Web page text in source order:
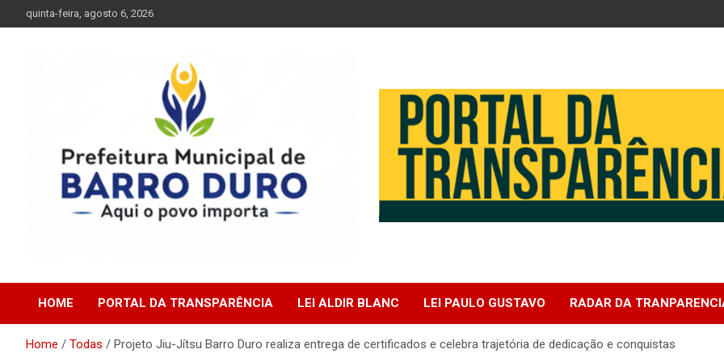
to
quinta-feira, agosto 6, 2026
Prefeitura Municipal de
Barro Duro do Piauí –
HOME PORTAL DA TRANSPARÊNCIA LEI ALDIR BLANC LEI PAULO GUSTAVO RADAR DA
Home Todas Projeto Jiu-Jítsu Barro Duro realiza entrega de certificados e celebra trajetória de dedicação e conquistas